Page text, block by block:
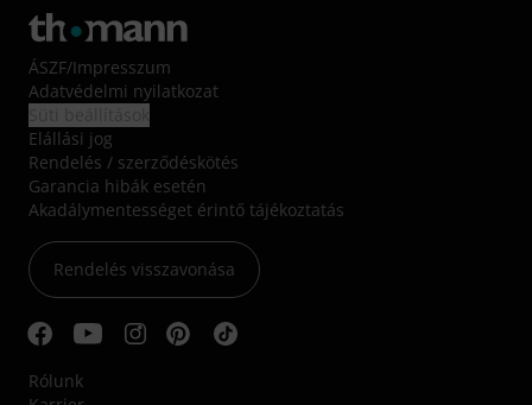
ÁSZF/Impresszum
Adatvédelmi nyilatkozat
Elállási jog
Rendelés / szerződéskötés
Garancia hibák esetén
Akadálymentességet érintő tájékoztatás
Rendelés visszavonása
Rólunk